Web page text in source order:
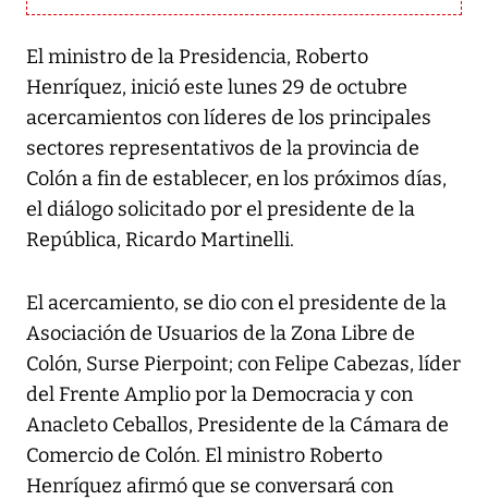
El ministro de la Presidencia, Roberto
Henríquez, inició este lunes 29 de octubre
acercamientos con líderes de los principales
sectores representativos de la provincia de
Colón a fin de establecer, en los próximos días,
el diálogo solicitado por el presidente de la
República, Ricardo Martinelli.
El acercamiento, se dio con el presidente de la
Asociación de Usuarios de la Zona Libre de
Colón, Surse Pierpoint; con Felipe Cabezas, líder
del Frente Amplio por la Democracia y con
Anacleto Ceballos, Presidente de la Cámara de
Comercio de Colón. El ministro Roberto
Henríquez afirmó que se conversará con